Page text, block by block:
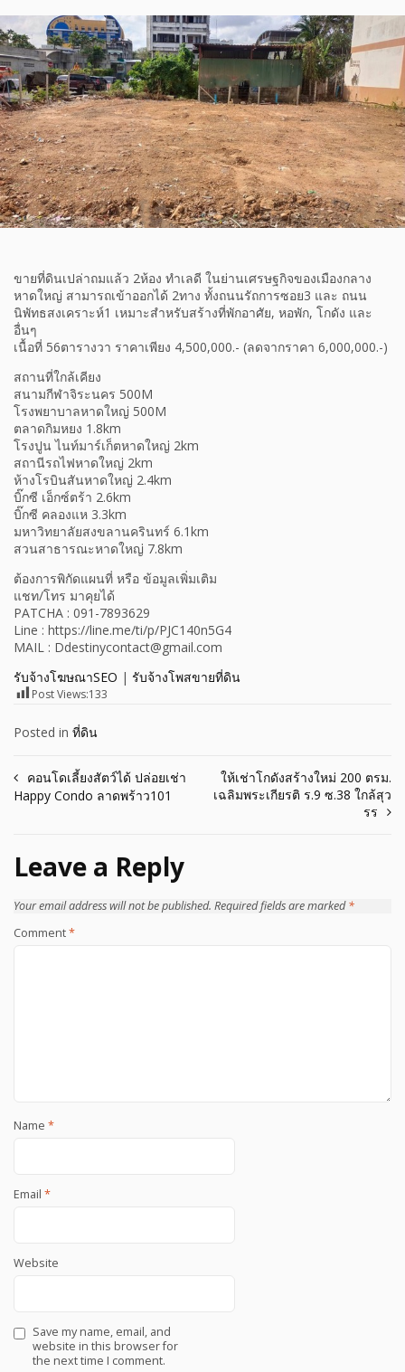
ขายที่ดินเปล่าถมแล้ว 2ห้อง ทำเลดี ในย่านเศรษฐกิจของเมืองกลาง
หาดใหญ่ สามารถเข้าออกได้ 2ทาง ทั้งถนนรัถการซอย3 และ ถนน
นิพัทธสงเคราะห์1 เหมาะสำหรับสร้างที่พักอาศัย, หอพัก, โกดัง และ
อื่นๆ
เนื้อที่ 56ตารางวา ราคาเพียง 4,500,000.- (ลดจากราคา 6,000,000.-)
สถานที่ใกล้เคียง
สนามกีฬาจิระนคร 500M
โรงพยาบาลหาดใหญ่ 500M
ตลาดกิมหยง 1.8km
โรงปูน ไนท์มาร์เก็ตหาดใหญ่ 2km
สถานีรถไฟหาดใหญ่ 2km
ห้างโรบินสันหาดใหญ่ 2.4km
บิ๊กซี เอ็กซ์ตร้า 2.6km
บิ๊กซี คลองแห 3.3km
มหาวิทยาลัยสงขลานครินทร์ 6.1km
สวนสาธารณะหาดใหญ่ 7.8km
ต้องการพิกัดแผนที่ หรือ ข้อมูลเพิ่มเติม
แชท/โทร มาคุยได้
PATCHA : 091-7893629
Line : https://line.me/ti/p/PJC140n5G4
MAIL : Ddestinycontact@gmail.com
รับจ้างโฆษณาSEO | รับจ้างโพสขายที่ดิน
Post Views:133
Posted in ที่ดิน
Post
navigation
คอนโดเลี้ยงสัตว์ได้ ปล่อยเช่า
Happy Condo ลาดพร้าว101
ให้เช่าโกดังสร้างใหม่ 200 ตรม.
เฉลิมพระเกียรติ ร.9 ซ.38 ใกล้สุว
รร
Leave a Reply
Your email address will not be published. Required fields are marked*
Comment*
Name *
Email *
Website
Save my name, email, and
website in this browser for
the next time I comment.